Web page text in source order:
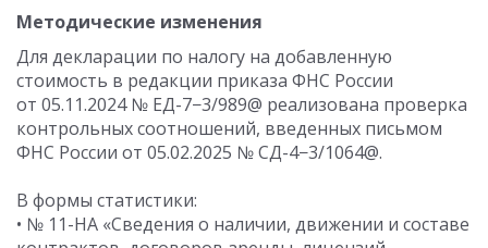
Методические изменения
Для декларации по налогу на добавленную
стоимость в редакции приказа ФНС России
от 05.11.2024№ ЕД-7−3/989@ реализована проверка
контрольных соотношений, введенных письмом
ФНС России от 05.02.2025 № СД-4−3/1064@.
В формы статистики:
• № 11-НА «Сведения о наличии, движении и составе